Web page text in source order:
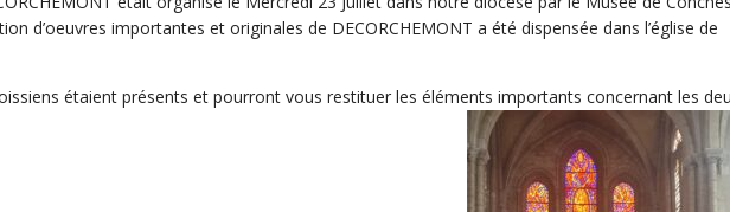
d’oeuvres importantes et originales de DECORCHEMONT a été dispensée dans l’église de
étaient présents et pourront vous restituer les éléments importants concernant les